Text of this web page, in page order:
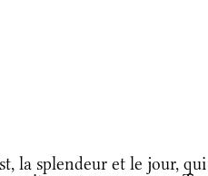
la splendeur et le jour, qui